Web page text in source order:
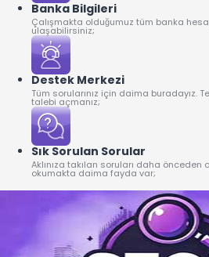
Banka Bilgileri
Çalışmakta olduğumuz tüm banka
ulaşabilirsiniz;
Destek Merkezi
Tüm sorularınız için daima buradayız.
talebi açmanız;
Sık Sorulan Sorular
Aklınıza takılan soruları daha önceden
okumakta daima fayda var;